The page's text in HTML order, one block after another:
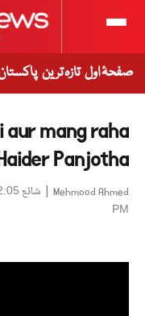
صفحۂ اول تازہ ترین
aur mang raha
Panjotha,
Mehmood Ahmed
| شائع
PM